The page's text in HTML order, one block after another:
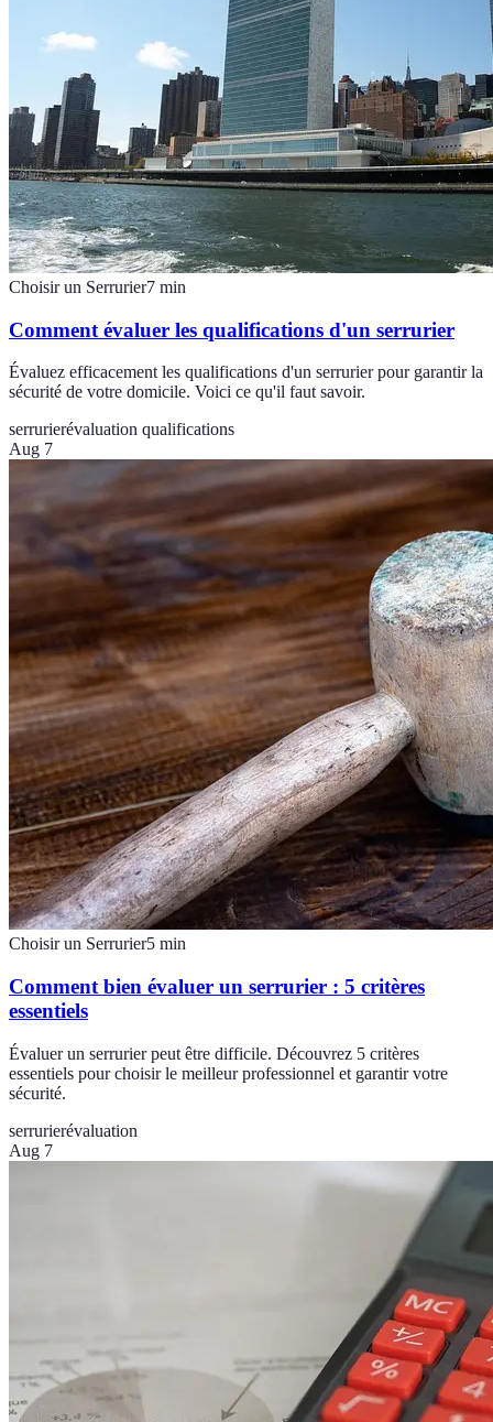
Choisir un Serrurier7 min
Comment évaluer les qualifications d'un serrurier
Évaluez efficacement les qualifications d'un serrurier pour garantir la
sécurité de votre domicile. Voici ce qu'il faut savoir.
serrurierévaluation qualifications
Aug 7
Choisir un Serrurier5 min
Comment bien évaluer un serrurier : 5 critères
essentiels
Évaluer un serrurier peut être difficile. Découvrez 5 critères
essentiels pour choisir le meilleur professionnel et garantir votre
sécurité.
serrurierévaluation
Aug 7